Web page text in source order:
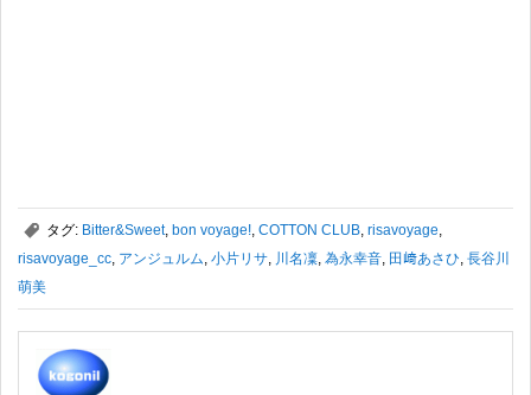
, タグ: Bitter&Sweet, bon voyage! COTTON CLUB risavoyage
risavoyage_cc アンジュルム 小片リサ 川名凜 為永幸音 田﨑あさひ 長谷川
萌美